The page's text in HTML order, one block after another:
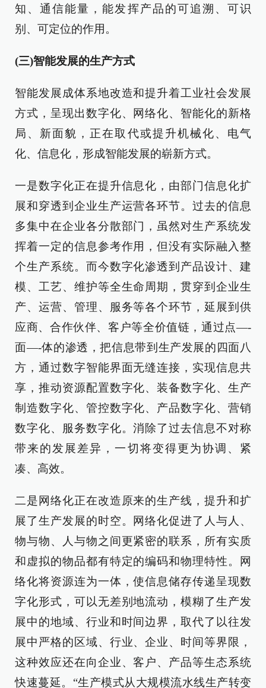
知、通信能量，能发挥产品的可追溯、可识
别、可定位的作用。
(三)智能发展的生产方式
智能发展成体系地改造和提升着工业社会发展
方式，呈现出数字化、网络化、智能化的新格
局、新面貌，正在取代或提升机械化、电气
化、信息化，形成智能发展的崭新方式。
一是数字化正在提升信息化，由部门信息化扩
展和穿透到企业生产运营各环节。过去的信息
多集中在企业各分散部门，虽然对生产系统发
挥着一定的信息参考作用，但没有实际融入整
个生产系统。而今数字化渗透到产品设计、建
模、工艺、维护等全生命周期，贯穿到企业生
产、运营、管理、服务等各个环节，延展到供
应商、合作伙伴、客户等全价值链，通过点—-
面—-体的渗透，把信息带到生产发展的四面八
方，通过数字智能界面无缝连接，实现信息共
享，推动资源配置数字化、装备数字化、生产
制造数字化、管控数字化、产品数字化、营销
数字化、服务数字化。消除了过去信息不对称
带来的发展差异，一切将变得更为协调、紧
凑、高效。
二是网络化正在改造原来的生产线，提升和扩
展了生产发展的时空。网络化促进了人与人、
物与物、人与物之间更紧密的联系，所有实质
和虚拟的物品都有特定的编码和物理特性。网
络化将资源连为一体，使信息储存传递呈现数
字化形式，可以无差别地流动，模糊了生产发
展中的地域、行业和时间边界，取代了以往发
展中严格的区域、行业、企业、时间等界限，
这种效应还在向企业、客户、产品等生态系统
快速蔓延。“生产模式从大规模流水线生产转变